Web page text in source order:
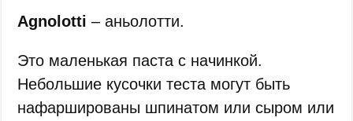
Agnolotti – аньолотти.
Это маленькая паста с начинкой.
Небольшие кусочки теста могут быть
нафаршированы шпинатом или сыром или